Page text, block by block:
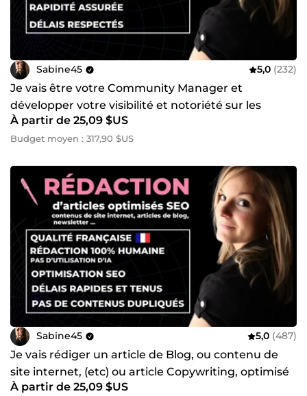
Sabine45 5,0 (232)
Je vais être votre Community Manager et
développer votre visibilité et notoriété sur les
réseaux sociaux
À partir de 25,09 $US
Budget moyen : 317,90 $US
Sabine45 5,0 (487)
Je vais rédiger un article de Blog, ou contenu de
site internet, (etc) ou article Copywriting, optimisé
SEO
À partir de 25,09 $US